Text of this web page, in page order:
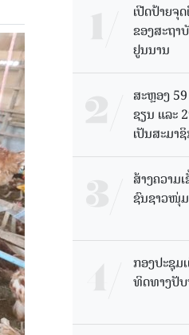
ເປີດປ້າຍຈຸ
ຂອງສະຖາ
ຢູນນານ
ສະຫຼອງ
ຊຽນ ແລະ
ເປັນສະມາ
ສ້າງຄວາມ
ຊົນຊາວໜຸ່
ກອງປະຊຸມ
ທິດທາງປັ